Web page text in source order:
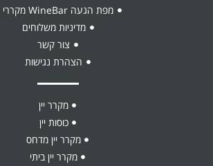
מפת הגעה WineBar מקררי יין
מדיניות משלוחים
צור קשר
הצהרת נגישות
מקרר יין
כוסות יין
מקרר יין מדחס
מקרר יין ביתי